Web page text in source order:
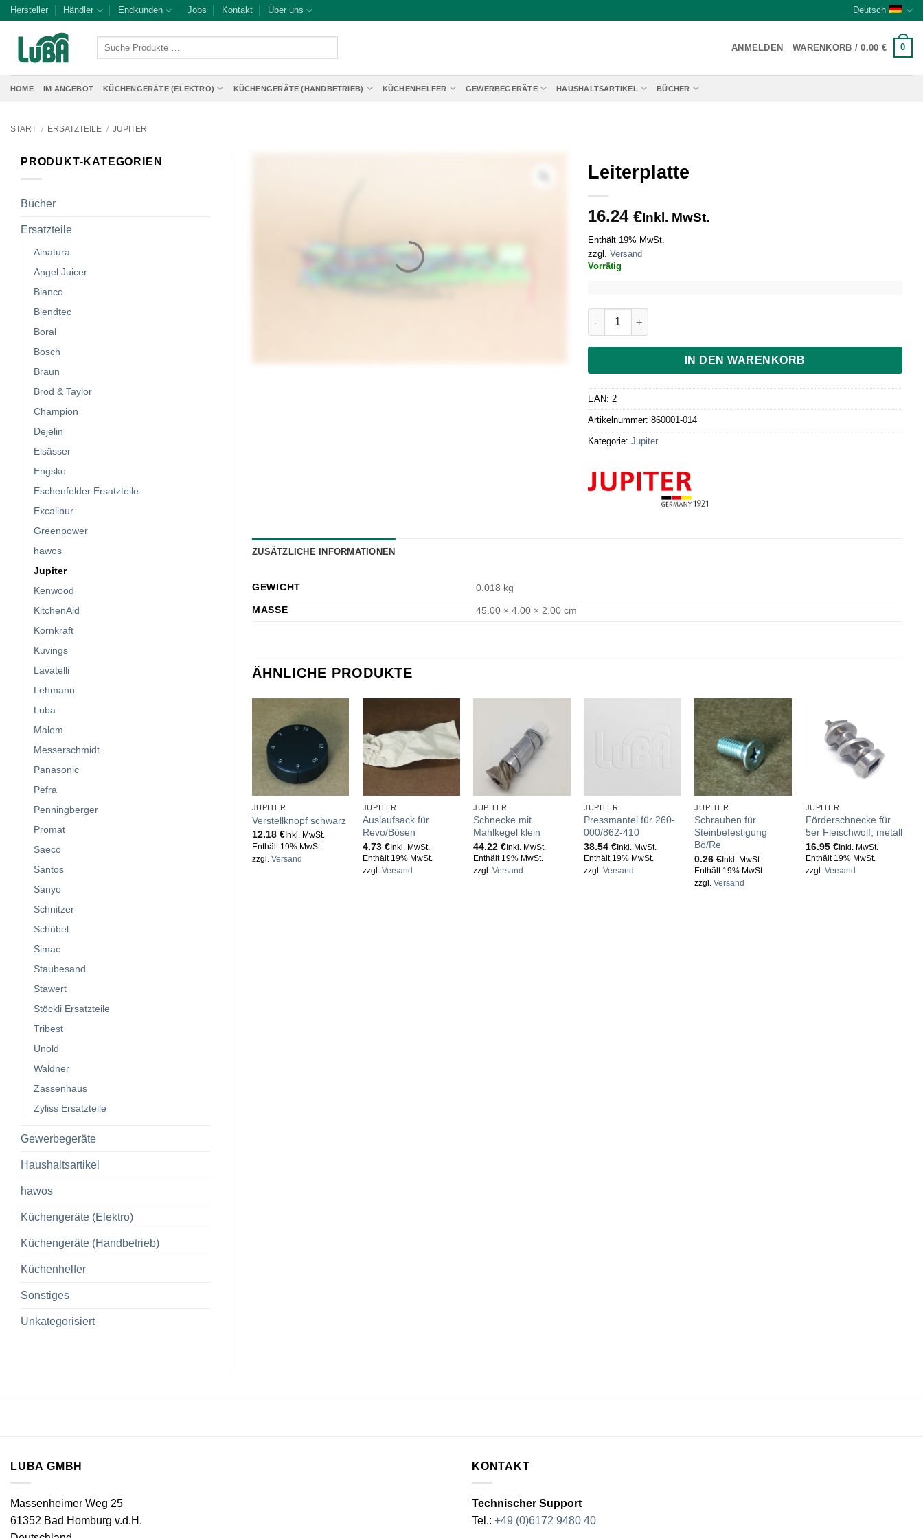
Zum
springen
Hersteller Händler Endkunden Jobs Kontakt Über uns Deutsch
Suche
ANMELDEN WARENKORB /0.00 € 0
HOME IM ANGEBOT KÜCHENGERÄTE (ELEKTRO) KÜCHENGERÄTE (HANDBETRIEB) KÜCHENHELFER GEWERBEGERÄTE HAUSHALTSARTIKEL BÜCHER
START / ERSATZTEILE / JUPITER
PRODUKT-KATEGORIEN
Bücher
Ersatzteile
Alnatura
Angel Juicer
Bianco
Blendtec
Boral
Bosch
Braun
Brod & Taylor
Champion
Dejelin
Elsässer
Engsko
Eschenfelder Ersatzteile
Excalibur
Greenpower
hawos
Jupiter
Kenwood
KitchenAid
Kornkraft
Kuvings
Lavatelli
Lehmann
Luba
Malom
Messerschmidt
Panasonic
Pefra
Penningberger
Promat
Saeco
Santos
Sanyo
Schnitzer
Schübel
Simac
Staubesand
Stawert
Stöckli Ersatzteile
Tribest
Unold
Waldner
Zassenhaus
Zyliss Ersatzteile
Gewerbegeräte
Haushaltsartikel
hawos
Küchengeräte (Elektro)
Küchengeräte (Handbetrieb)
Küchenhelfer
Sonstiges
Unkategorisiert
Leiterplatte
16.24 €Inkl. MwSt.
Enthält 19% MwSt.
zzgl. Versand
Vorrätig
Leiterplatte Menge
IN DEN WARENKORB
EAN: 2
Artikelnummer: 860001-014
Kategorie: Jupiter
ZUSÄTZLICHE INFORMATIONEN
GEWICHT
0.018 kg
MASSE
45.00 × 4.00 × 2.00 cm
ÄHNLICHE PRODUKTE
JUPITER
Verstellknopf schwarz
12.18 €Inkl. MwSt.
Enthält 19% MwSt.
zzgl. Versand
JUPITER
Auslaufsack für
Revo/Bösen
4.73 €Inkl. MwSt.
Enthält 19% MwSt.
zzgl. Versand
JUPITER
Schnecke mit
Mahlkegel klein
44.22€ Inkl. MwSt.
Enthält 19% MwSt.
zzgl.Versand
JUPITER
Pressmantel für 260-
000/862-410
38.54€ Inkl. MwSt.
Enthält 19% MwSt.
zzgl.Versand
JUPITER
Schrauben für
Steinbefestigung
Bö/Re
0.26€ Inkl. MwSt.
Enthält 19% MwSt.
zzgl.Versand
JUPITER
Förderschnecke für
5er Fleischwolf, metall
16.95 €Inkl. MwSt.
Enthält 19% MwSt.
zzgl. Versand
LUBA GMBH
Massenheimer Weg 25
61352 Bad Homburg v.d.H.
KONTAKT
Technischer Support
Tel.: +49 (0)6172 9480 40